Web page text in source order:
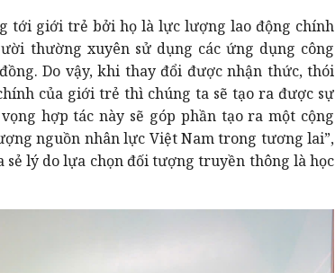
tới giới trẻ bởi họ là lực lượng lao động chính
thường xuyên sử dụng các ứng dụng công
Do vậy, khi thay đổi được nhận thức, thói
của giới trẻ thì chúng ta sẽ tạo ra được sự
hợp tác này sẽ góp phần tạo ra một cộng
nguồn nhân lực Việt Nam trong tương lai”,
sẻ lý do lựa chọn đối tượng truyền thông là học